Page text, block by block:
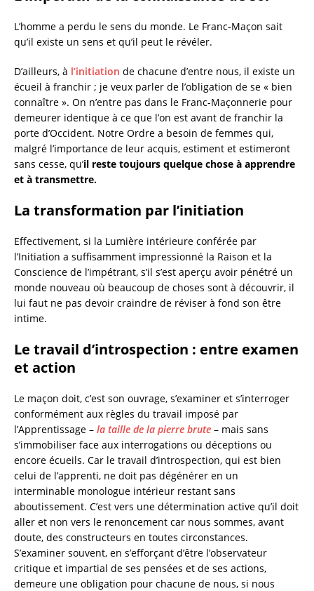
L’homme a perdu le sens du monde. Le Franc-Maçon sait
qu’il existe un sens et qu’il peut le révéler.
D’ailleurs, à l’initiation de chacune d’entre nous, il existe un
écueil à franchir ; je veux parler de l’obligation de se « bien
connaître ». On n’entre pas dans le Franc-Maçonnerie pour
demeurer identique à ce que l’on est avant de franchir la
porte d’Occident. Notre Ordre a besoin de femmes qui,
malgré l’importance de leur acquis, estiment et estimeront
sans cesse, qu’il reste toujours quelque chose à apprendre
et à transmettre.
La transformation par l’initiation
Effectivement, si la Lumière intérieure conférée par
l’Initiation a suffisamment impressionné la Raison et la
Conscience de l’impétrant, s’il s’est aperçu avoir pénétré un
monde nouveau où beaucoup de choses sont à découvrir, il
lui faut ne pas devoir craindre de réviser à fond son être
intime.
Le travail d’introspection : entre examen
et action
Le maçon doit, c’est son ouvrage, s’examiner et s’interroger
conformément aux règles du travail imposé par
l’Apprentissage – la taille de la pierre brute – mais sans
s’immobiliser face aux interrogations ou déceptions ou
encore écueils. Car le travail d’introspection, qui est bien
celui de l’apprenti, ne doit pas dégénérer en un
interminable monologue intérieur restant sans
aboutissement. C’est vers une détermination active qu’il doit
aller et non vers le renoncement car nous sommes, avant
doute, des constructeurs en toutes circonstances.
S’examiner souvent, en s’efforçant d’être l’observateur
critique et impartial de ses pensées et de ses actions,
demeure une obligation pour chacune de nous, si nous